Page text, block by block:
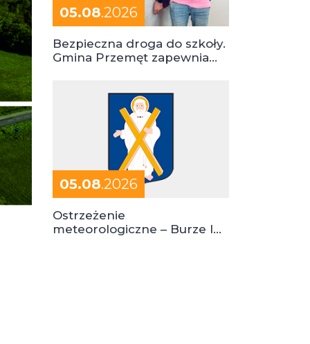
05.08.2026
Bezpieczna droga do szkoły.
Gmina Przemęt zapewnia
05.08.2026
Ostrzeżenie
meteorologiczne – Burze I